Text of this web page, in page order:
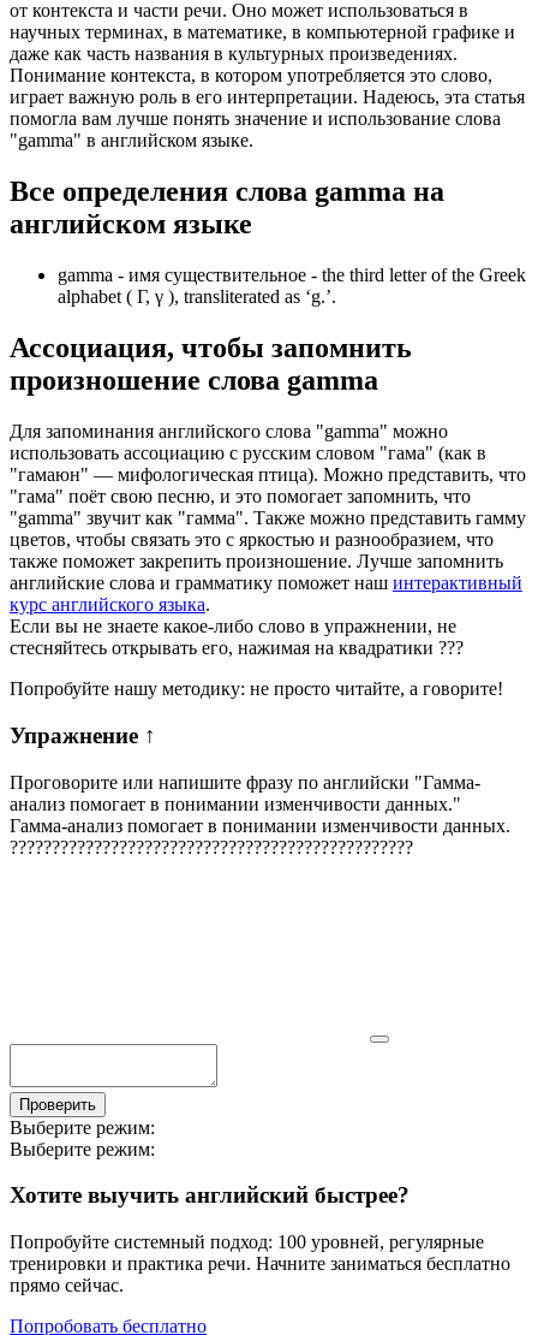
от контекста и части речи. Оно может использоваться в
научных терминах, в математике, в компьютерной графике и
даже как часть названия в культурных произведениях.
Понимание контекста, в котором употребляется это слово,
играет важную роль в его интерпретации. Надеюсь, эта статья
помогла вам лучше понять значение и использование слова
"gamma" в английском языке.
Все определения слова gamma на
английском языке
gamma - имя существительное - the third letter of the Greek
alphabet ( Γ, γ ), transliterated as ‘g.’.
Ассоциация, чтобы запомнить
произношение слова gamma
Для запоминания английского слова "gamma" можно
использовать ассоциацию с русским словом "гама" (как в
"гамаюн" — мифологическая птица). Можно представить, что
"гама" поёт свою песню, и это помогает запомнить, что
"gamma" звучит как "гамма". Также можно представить гамму
цветов, чтобы связать это с яркостью и разнообразием, что
также поможет закрепить произношение. Лучше запомнить
английские слова и грамматику поможет наш интерактивный
курс английского языка.
Если вы не знаете какое-либо слово в упражнении, не
стесняйтесь открывать его, нажимая на квадратики ???
Попробуйте нашу методику: не просто читайте, а говорите!
Упражнение ↑
Проговорите или напишите фразу по английски "Гамма-
анализ помогает в понимании изменчивости данных."
Гамма-анализ помогает в понимании изменчивости данных.
????????????????????????????????????????????????
Проверить
Выберите режим:
Выберите режим:
Хотите выучить английский быстрее?
Попробуйте системный подход: 100 уровней, регулярные
тренировки и практика речи. Начните заниматься бесплатно
прямо сейчас.
Попробовать бесплатно